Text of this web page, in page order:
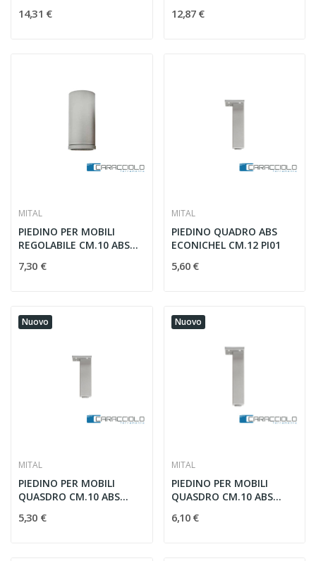
14,31 € 12,87 €
MITAL
PIEDINO PER MOBILI
REGOLABILE CM.10 ABS
7,30 €
MITAL
PIEDINO QUADRO ABS
ECONICHEL CM.12 PI01
5,60 €
Nuovo
MITAL
PIEDINO PER MOBILI
QUASDRO CM.10 ABS
5,30 €
Nuovo
MITAL
PIEDINO PER MOBILI
QUASDRO CM.10 ABS
6,10 €